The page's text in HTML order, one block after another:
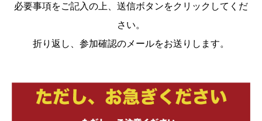
必要事項をご記入の上、送信ボタンをクリックしてくだ
さい。
折り返し、参加確認のメールをお送りします。